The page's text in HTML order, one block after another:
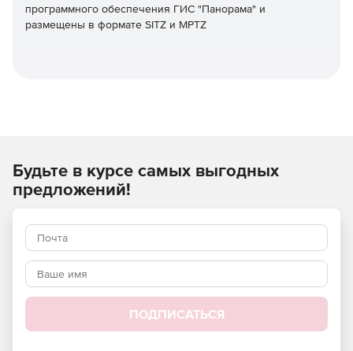
программного обеспечения ГИС "Панорама" и
размещены в формате SITZ и MPTZ
Будьте в курсе самых выгодных
предложений!
ПОДПИСАТЬСЯ